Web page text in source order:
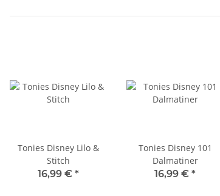
Tonies Disney Lilo &
Stitch
16,99 € *
Tonies Disney 101
Dalmatiner
16,99 € *